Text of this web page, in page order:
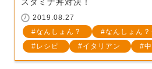
スタミナ丼対決！
2019.08.27
なんしょん？
なんしょん
レシピ
イタリアン